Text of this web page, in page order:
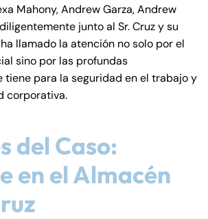
Mahony, Andrew Garza, Andrew
junto al Sr. Cruz y su
llamado la atención no solo por el
sino por las profundas
tiene para la seguridad en el trabajo y
corporativa.
del Caso:
en el Almacén